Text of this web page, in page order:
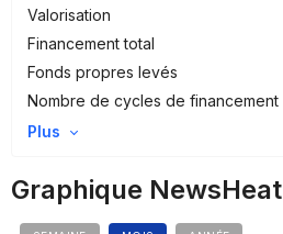
Valorisation
Financement total
Fonds propres levés
Nombre de cycles de financement
Plus
Graphique NewsHeat